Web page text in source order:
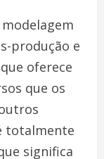
produção e
oferece
que os
totalmente
significa